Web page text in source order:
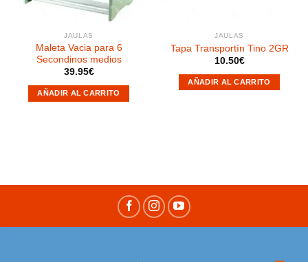
JAULAS
Maleta Vacia para 6
Secondinos medios
39.95€
AÑADIR AL CARRITO
JAULAS
Tapa Transportín Tino 2GR
10.50€
AÑADIR AL CARRITO